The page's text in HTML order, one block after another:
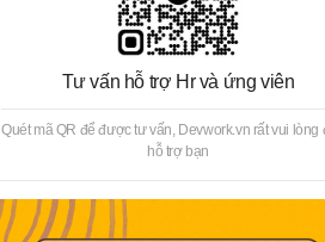
Tư vấn hỗ trợ Hr và ứng viên
Quét mã QR để được tư vấn, Devwork.vn rất vui lòng
hỗ trợ bạn